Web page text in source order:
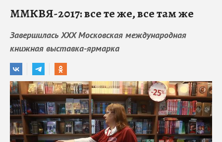
ММКВЯ-2017: все те же, все там же
Завершилась XXX Московская международная
книжная выставка-ярмарка